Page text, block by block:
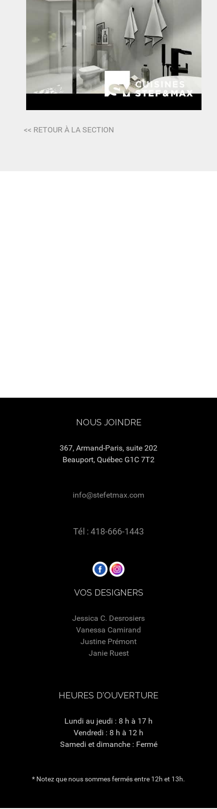
<< RETOUR À LA SECTION
NOUS JOINDRE
367, Armand-Paris, suite 202
Beauport, Québec G1C 7T2
info@stefetmax.com
Tél : 418-666-1443
VOS DESIGNERS
Jessica C. Desrosiers
Vanessa Camirand
Justine Prémont
Janie Ruest
HEURES D'OUVERTURE
Lundi au jeudi : 8 h à 17 h
Vendredi : 8 h à 12 h
Samedi et dimanche : Fermé
* Notez que nous sommes fermés entre 12h et 13h.